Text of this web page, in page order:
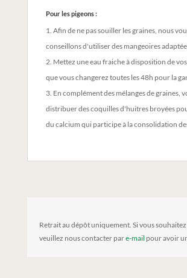
Pour les pigeons :
Afin de ne pas souiller les graines, nous
conseillons d'utiliser des mangeoires
Mettez une eau fraiche à disposition de
que vous changerez toutes les 48h pour la
En complément des mélanges de graines,
distribuer des coquilles d'huitres broyées
du calcium qui participe à la consolidation
Retrait au dépôt uniquement. Si vous
veuillez nous contacter pare-mail pour avoir